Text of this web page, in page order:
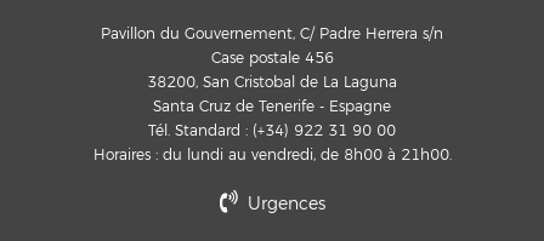
Pavillon du Gouvernement, C/ Padre Herrera s/n
Case postale 456
38200, San Cristobal de La Laguna
Santa Cruz de Tenerife - Espagne
Tél. Standard : (+34) 922 31 90 00
Horaires : du lundi au vendredi, de 8h00 à 21h00.
Urgences